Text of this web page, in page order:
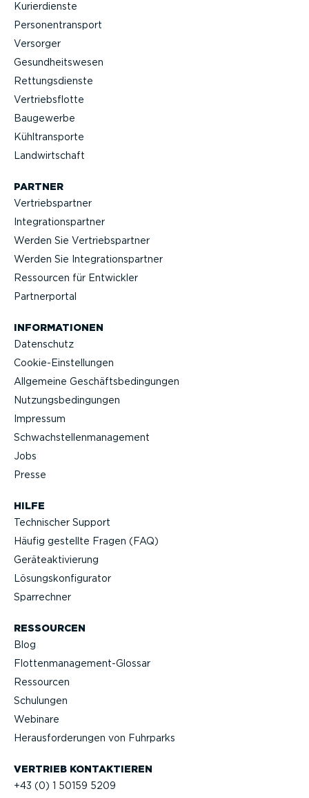
Kurier­dienste
Perso­nen­transport
Versorger
Gesund­heits­wesen
Rettungs­dienste
Vertriebs­flotte
Baugewerbe
Kühltrans­porte
Landwirt­schaft
VERTRIEB KONTAK­TIEREN
+43 (0) 1 50159 5209
HILFE
Technischer Support
Häufig gestellte Fragen (FAQ)
Geräteak­ti­vierung
Lösungs­kon­fi­gu­rator
Sparrechner
RESSOURCEN
Blog
Flotten­management-Glossar
Ressourcen
Schulungen
Webinare
Heraus­for­de­rungen von Fuhrparks
PARTNER
Vertriebs­partner
Integra­ti­ons­partner
Werden Sie Vertriebs­partner
Werden Sie Integra­ti­ons­partner
Ressourcen für Entwickler
Partner­portal
INFOR­MA­TIONEN
Datenschutz
Cookie-Ein­stel­lungen
Allgemeine Geschäfts­be­din­gungen
Nutzungs­be­din­gungen
Impressum
Schwach­stel­len­ma­nagement
Jobs
Presse